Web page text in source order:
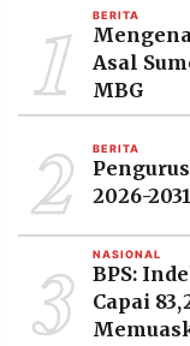
PRAMUDITA
Resolusi.co
-
2026
PT.
RESOLUSI
PRAMUDITA
1 BERITA
Asal
MBG
2 BERITA
2026-
3 NASIONAL
BPS:
Capai